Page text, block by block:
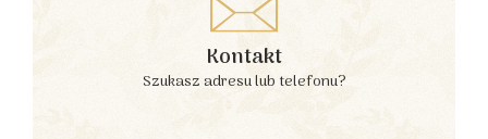
Kontakt
Szukasz adresu lub telefonu?